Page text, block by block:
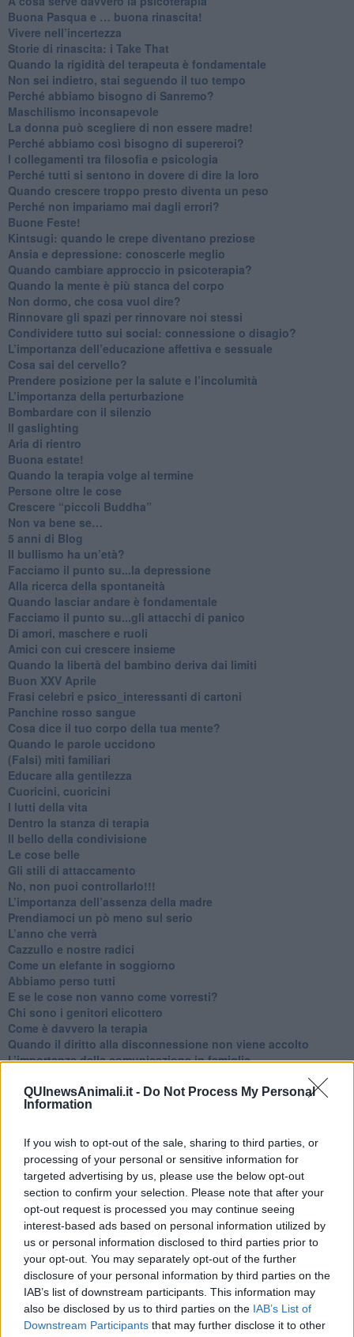
QUInewsAnimali.it - Do Not Process My Personal
Information
If you wish to opt-out of the sale, sharing to third parties, or
processing of your personal or sensitive information for
targeted advertising by us, please use the below opt-out
section to confirm your selection. Please note that after your
opt-out request is processed you may continue seeing
interest-based ads based on personal information utilized by
us or personal information disclosed to third parties prior to
your opt-out. You may separately opt-out of the further
disclosure of your personal information by third parties on the
IAB’s list of downstream participants. This information may
also be disclosed by us to third parties on the IAB’s List of
Downstream Participants that may further disclose it to other
​Buona Pasqua e … buona rinascita!
​Vivere nell’incertezza
​Storie di rinascita: i Take That
​Quando la rigidità del terapeuta è fondamentale
​Non sei indietro, stai seguendo il tuo tempo
​Perché abbiamo bisogno di Sanremo?
​Maschilismo inconsapevole
​La donna può scegliere di non essere madre!
​Perché abbiamo così bisogno di supereroi?
​I collegamenti tra filosofia e psicologia
​Perché tutti si sentono in dovere di dire la loro
​Quando crescere troppo presto diventa un peso
​Perché non impariamo mai dagli errori?
​Buone Feste!
​Kintsugi: quando le crepe diventano preziose
Ansia e depressione: conoscerle meglio
Quando cambiare approccio in psicoterapia?
​Quando la mente è più stanca del corpo
Non dormo, che cosa vuol dire?
​Rinnovare gli spazi per rinnovare noi stessi
​Condividere tutto sui social: connessione o disagio?
​L’importanza dell’educazione affettiva e sessuale
​Cosa sai del cervello?
Prendere posizione per la salute e l’incolumità
L’importanza della perturbazione
​Bombardare con il silenzio
Il gaslighting
Aria di rientro
Buona estate!
​Quando la terapia volge al termine
​Persone oltre le cose
​Crescere “piccoli Buddha”
Non va bene se…
​5 anni di Blog
​Il bullismo ha un’età?
Facciamo il punto su...la depressione
​Alla ricerca della spontaneità
​Quando lasciar andare è fondamentale
Facciamo il punto su...gli attacchi di panico
Di amori, maschere e ruoli
​Amici con cui crescere insieme
​Quando la libertà del bambino deriva dai limiti
Buon XXV Aprile
​Frasi celebri e psico_interessanti di cartoni
​Panchine rosso sangue
​Cosa dice il tuo corpo della tua mente?
​Quando le parole uccidono
​(Falsi) miti familiari
​Educare alla gentilezza
​Cuoricini, cuoricini
I lutti della vita
​Dentro la stanza di terapia
​Il bello della condivisione
Le cose belle
​Gli stili di attaccamento
No, non puoi controllarlo!!!
​L’importanza dell’assenza della madre
​Prendiamoci un pò meno sul serio
​L’anno che verrà
​Cazzullo e nostre radici
​Come un elefante in soggiorno
​Abbiamo perso tutti
E se le cose non vanno come vorresti?
​Chi sono i genitori elicottero
Come è davvero la terapia
Quando il diritto alla disconnessione non viene accolto
​L’importanza della comunicazione in famiglia
​Il pensiero dicotomico e la salute mentale
​Consigli di lettura per genitori e non solo
​Differenze tra persone frustrate e non
L’invisibile fatica mentale
Vacanze a km zero
​Buone Vacan(si)e!
​Il lato positivo delle cose
​Storie antiche di tempi moderni
​Quello che alle mamme non dicono
Adultescenza
Homo imbecillis
​4 anni di Blog
Quando il silenzio è aggressivo
​Il passato, questo conosciuto!
​Clima ballerino e sbalzi d’umore